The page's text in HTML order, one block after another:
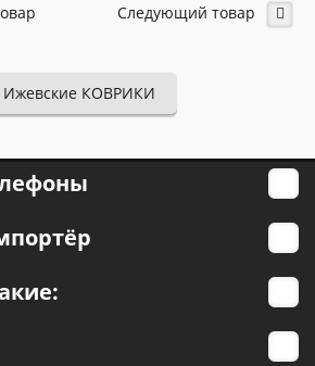
Следующий товар
Ижевские КОВРИКИ